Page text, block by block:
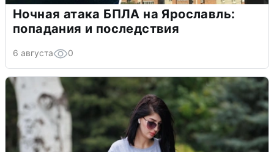
Ночная атака БПЛА на Ярославль:
попадания и последствия
6 августа 0